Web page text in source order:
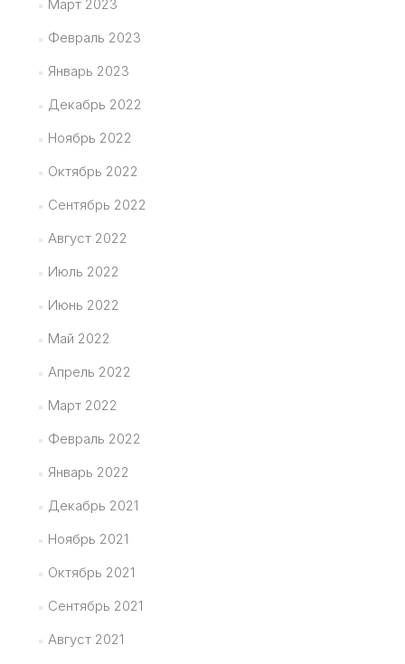
Март 2023
Февраль 2023
Январь 2023
Декабрь 2022
Ноябрь 2022
Октябрь 2022
Сентябрь 2022
Август 2022
Июль 2022
Июнь 2022
Май 2022
Апрель 2022
Март 2022
Февраль 2022
Январь 2022
Декабрь 2021
Ноябрь 2021
Октябрь 2021
Сентябрь 2021
Август 2021